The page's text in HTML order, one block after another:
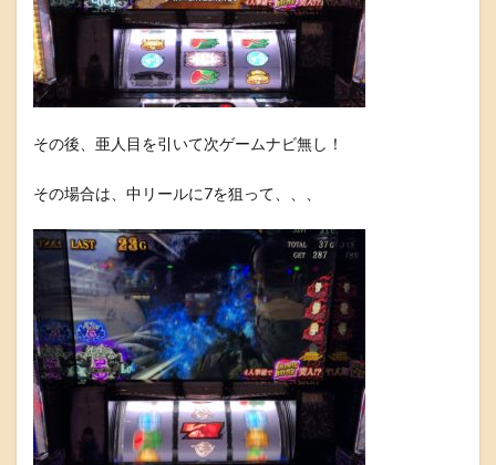
その後、亜人目を引いて次ゲームナビ無し！
その場合は、中リールに7を狙って、、、